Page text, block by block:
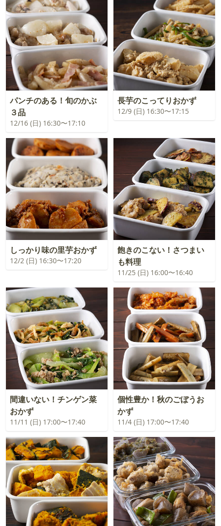
パンチのある！旬のかぶ
３品
12/16 (日) 16:30〜17:10
長芋のこってりおかず
12/9 (日) 16:30〜17:15
しっかり味の里芋おかず
12/2 (日) 16:30〜17:20
飽きのこない！さつまい
も料理
11/25 (日) 16:00〜16:40
間違いない！チンゲン菜
おかず
11/11 (日) 17:00〜17:40
個性豊か！秋のごぼうお
かず
11/4 (日) 17:00〜17:40